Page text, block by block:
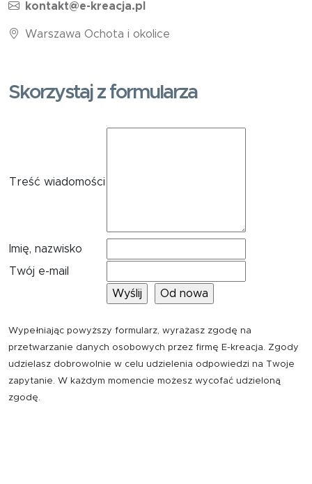
kontakt@e-kreacja.pl
Warszawa Ochota i okolice
Skorzystaj z formularza
Treść wiadomości
Imię, nazwisko
Twój e-mail
Wypełniając powyższy formularz, wyrażasz zgodę na
przetwarzanie danych osobowych przez firmę E-kreacja. Zgody
udzielasz dobrowolnie w celu udzielenia odpowiedzi na Twoje
zapytanie. W każdym momencie możesz wycofać udzieloną
zgodę.